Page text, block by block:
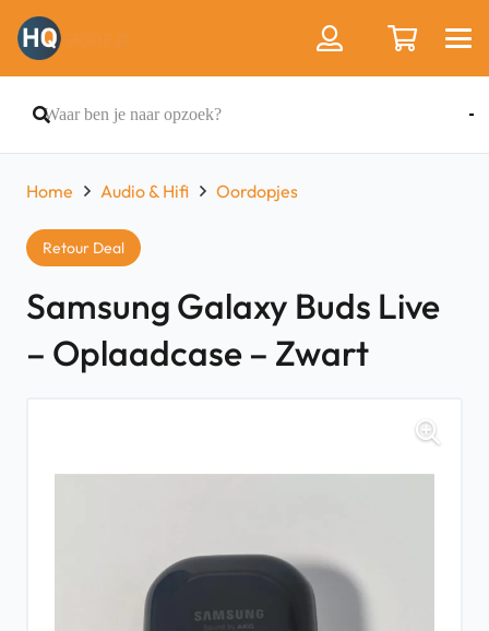
Home Audio & Hifi Oordopjes
Retour Deal
Samsung Galaxy Buds Live
– Oplaadcase – Zwart